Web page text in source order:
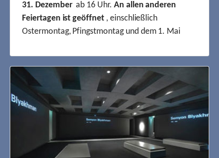
31. Dezemberab 16 Uhr. An allen anderen
Feiertagen ist geöffnet, einschließlich
Ostermontag, Pfingstmontag und dem 1. Mai